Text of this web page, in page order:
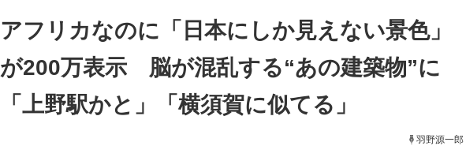
企業向けIT製品の総合サイト IT製品の技術・比較・事例 製造業
エネル
アフリカなのに「日本にしか見えない景色」
が200万表示 脳が混乱する“あの建築物”に
「上野駅かと」「横須賀に似てる」
羽野源一郎